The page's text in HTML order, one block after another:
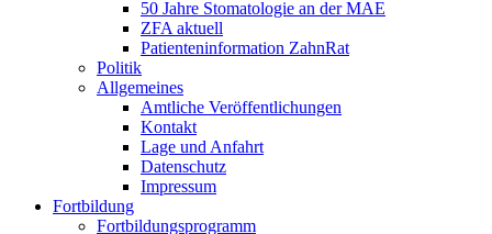
50 Jahre Stomatologie an der MAE
ZFA aktuell
Patienteninformation ZahnRat
Politik
Allgemeines
Amtliche Veröffentlichungen
Kontakt
Lage und Anfahrt
Datenschutz
Impressum
Fortbildung
Fortbildungsprogramm